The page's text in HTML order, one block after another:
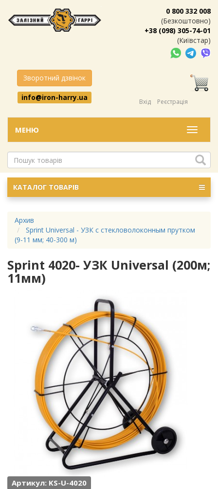
0 800 332 008
(Безкоштовно)
+38 (098) 305-74-01
(Київстар)
Зворотний дзвінок
info@iron-harry.ua
Вхід Реєстрація
Меню
МЕНЮ
КАТАЛОГ ТОВАРІВ
Архив
Sprint Universal - УЗК с стекловолоконным прутком
(9-11 мм; 40-300 м)
Sprint 4020- УЗК Universal (200м;
11мм)
Артикул: KS-U-4020